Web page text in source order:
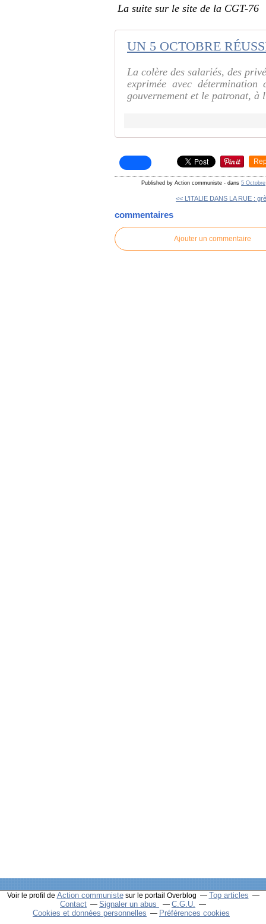
La suite sur le site de la CGT-76
UN 5 OCTOBRE
La colère des salariés, des
exprimée avec
gouvernement et le patronat, à
Published by Action communiste - dans5 Octobre
<< L’ITALIE DANS LA RUE :
commentaires
Ajouter un commentaire
Voir le profil de Action communistesur le portail Overblog
Top articles
Contact
Signaler un abus
C.G.U.
Cookies et données personnelles
Préférences cookies